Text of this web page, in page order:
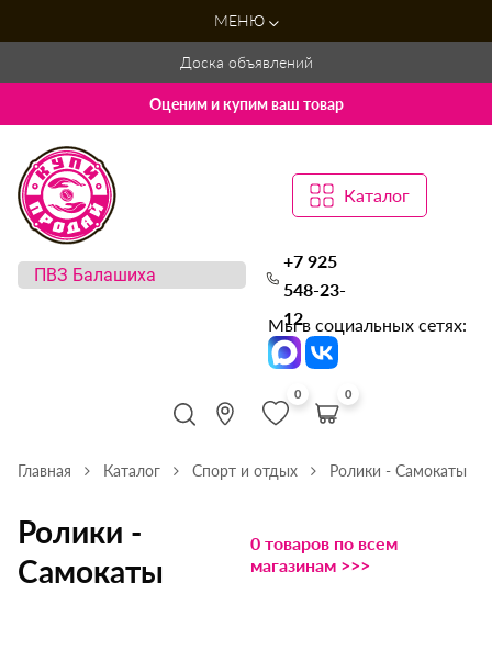
МЕНЮ
Доска объявлений
Оценим и купим ваш товар
Каталог
+7 925
548-23-
12
Мы в социальных сетях:
0 0
Главная Каталог Спорт и отдых Ролики - Самокаты
Ролики -
Самокаты
0 товаров по всем
магазинам >>>